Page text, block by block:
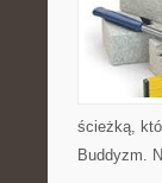
ścieżką,
Buddyzm.